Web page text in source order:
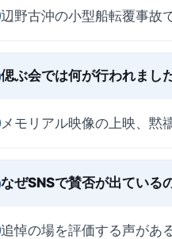
辺野古沖の小型船転覆事故
偲ぶ会では何が行われまし
メモリアル映像の上映、黙
なぜSNSで賛否が出ている
追悼の場を評価する声があ